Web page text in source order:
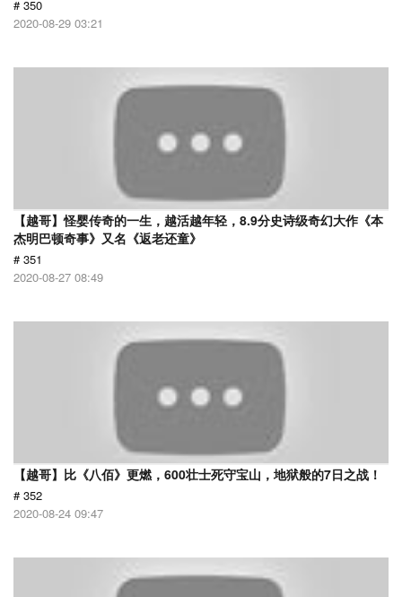
# 350
2020-08-29 03:21
【越哥】怪婴传奇的一生，越活越年轻，8.9分史诗级奇幻大作《本
杰明巴顿奇事》又名《返老还童》
# 351
2020-08-27 08:49
【越哥】比《八佰》更燃，600壮士死守宝山，地狱般的7日之战！
# 352
2020-08-24 09:47